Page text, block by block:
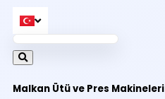
Malkan Ütü ve Pres Makineleri